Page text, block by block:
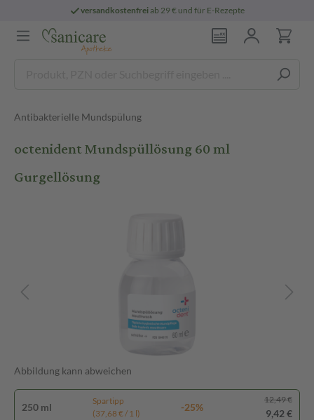
versandkostenfreiab 29 € und für E-Rezepte
Antibakterielle Mundspülung
octenident Mundspüllösung 60 ml
Gurgellösung
Abbildung kann abweichen
250 ml
Spartipp
(37,68 € / 1 l)
-25%
12,49 €
9,42 €